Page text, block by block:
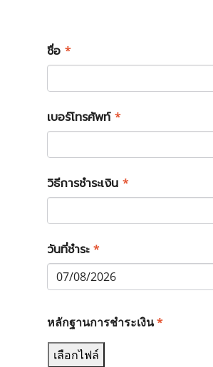
ชื่อ *
เบอร์โทรศัพท์ *
วิธีการชำระเงิน *
วันที่ชำระ *
หลักฐานการชำระเงิน*
เลือกไฟล์